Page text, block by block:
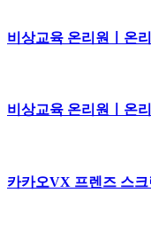
비상교육 온리원ㅣ온
비상교육 온리원ㅣ온
카카오VX 프렌즈 스